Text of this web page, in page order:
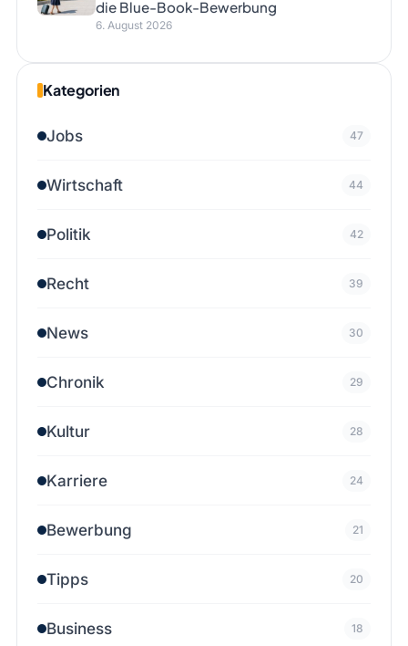
die Blue-Book-Bewerbung
6. August 2026
Kategorien
Jobs 47
Wirtschaft 44
Politik 42
Recht 39
News 30
Chronik 29
Kultur 28
Karriere 24
Bewerbung 21
Tipps 20
Business 18